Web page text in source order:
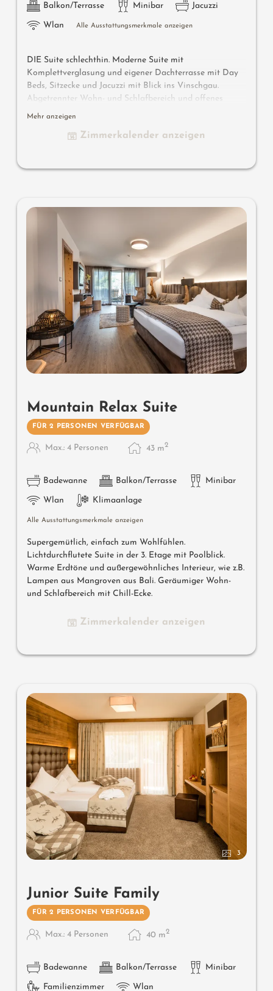
Balkon/Terrasse Minibar Jacuzzi
Wlan Alle Ausstattungsmerkmale anzeigen
DIE Suite schlechthin. Moderne Suite mit
Komplettverglasung und eigener Dachterrasse mit Day
Beds, Sitzecke und Jacuzzi mit Blick ins Vinschgau.
Abgetrennter Wohn- und Schlafbereich und offenes
Badezimmer. Separates Tages-WC. Es besteht die
Doppelzimmer zu verbinden: unsere Luxury Wellness-
Mehr anzeigen
Zimmerkalender anzeigen
Mountain Relax Suite
FÜR 2 PERSONEN VERFÜGBAR
Max.: 4 Personen 43 m2
Badewanne Balkon/Terrasse Minibar
Wlan Klimaanlage
Alle Ausstattungsmerkmale anzeigen
Supergemütlich, einfach zum Wohlfühlen.
Lichtdurchflutete Suite in der 3. Etage mit Poolblick.
Warme Erdtöne und außergewöhnliches Interieur, wie z.B.
Lampen aus Mangroven aus Bali. Geräumiger Wohn-
und Schlafbereich mit Chill-Ecke.
Zimmerkalender anzeigen
3
Junior Suite Family
FÜR 2 PERSONEN VERFÜGBAR
Max.: 4 Personen 40 m2
Badewanne Balkon/Terrasse Minibar
Familienzimmer Wlan